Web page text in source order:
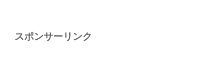
スポンサーリンク